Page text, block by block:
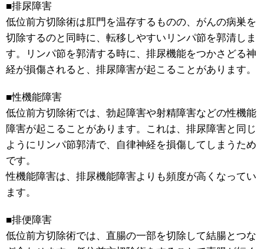
■排尿障害
低位前方切除術は肛門を温存するものの、がんの病巣を
切除するのと同時に、転移しやすいリンパ節を郭清しま
す。リンパ節を郭清する時に、排尿機能をつかさどる神
経が損傷されると、排尿障害が起こることがあります。
■性機能障害
低位前方切除術では、勃起障害や射精障害などの性機能
障害が起こることがあります。これは、排尿障害と同じ
ようにリンパ節郭清で、自律神経を損傷してしまうため
です。
性機能障害は、排尿機能障害よりも頻度が高くなってい
ます。
■排便障害
低位前方切除術では、直腸の一部を切除して結腸とつな